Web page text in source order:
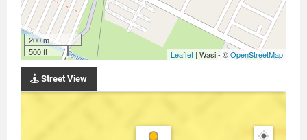
200 m
500 ft
Leaflet | Wasi - ©OpenStreetMap
Street View